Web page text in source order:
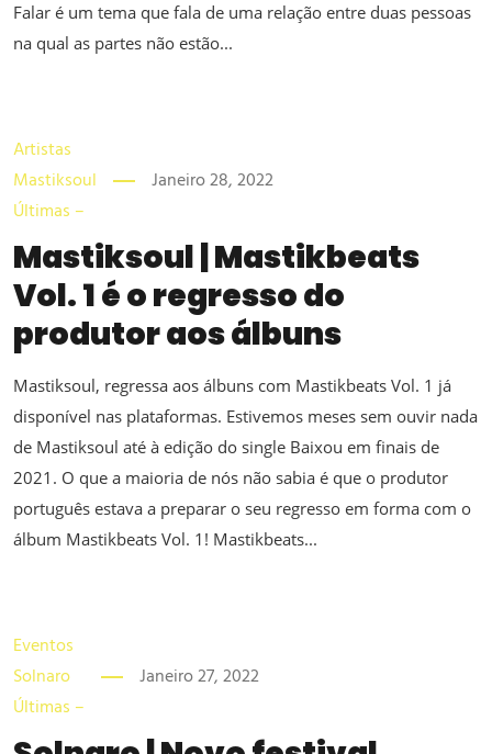
Falar é um tema que fala de uma relação entre duas pessoas
na qual as partes não estão...
Artistas
Mastiksoul
Últimas –
Janeiro 28, 2022
Mastiksoul | Mastikbeats
Vol. 1 é o regresso do
produtor aos álbuns
Mastiksoul, regressa aos álbuns com Mastikbeats Vol. 1 já
disponível nas plataformas. Estivemos meses sem ouvir nada
de Mastiksoul até à edição do single Baixou em finais de
2021. O que a maioria de nós não sabia é que o produtor
português estava a preparar o seu regresso em forma com o
álbum Mastikbeats Vol. 1! Mastikbeats...
Eventos
Solnaro
Últimas –
Janeiro 27, 2022